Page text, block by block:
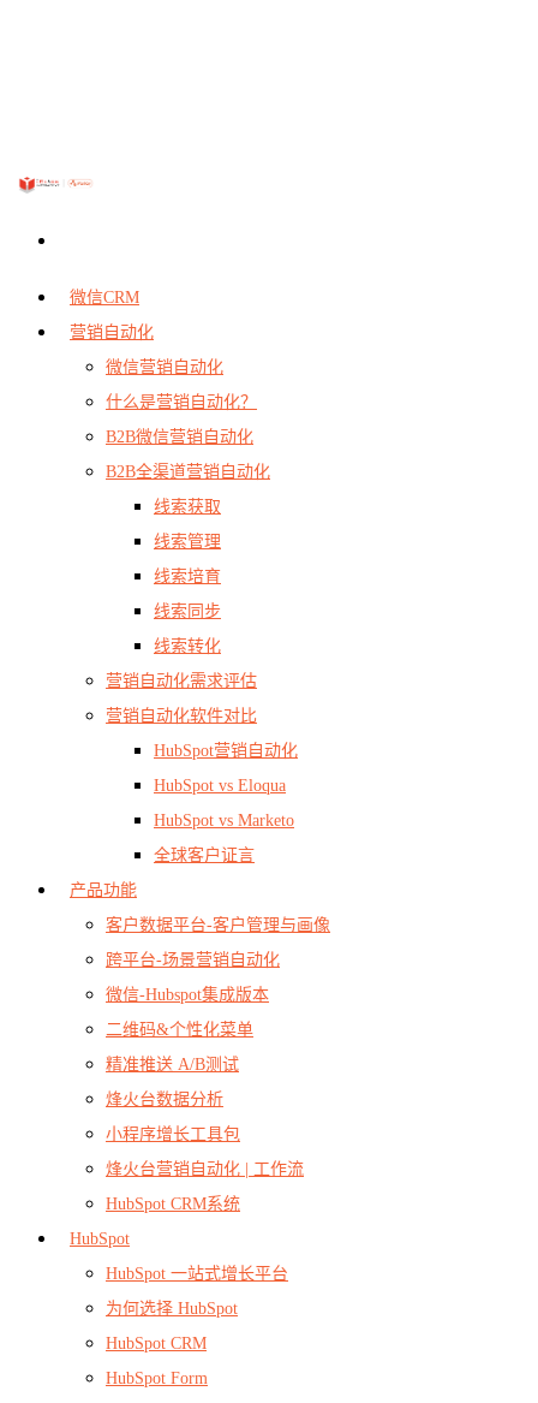
微信CRM
营销自动化
微信营销自动化
什么是营销自动化？
B2B微信营销自动化
B2B全渠道营销自动化
线索获取
线索管理
线索培育
线索同步
线索转化
营销自动化需求评估
营销自动化软件对比
HubSpot营销自动化
HubSpot vs Eloqua
HubSpot vs Marketo
全球客户证言
产品功能
客户数据平台-客户管理与画像
跨平台-场景营销自动化
微信-Hubspot集成版本
二维码&个性化菜单
精准推送 A/B测试
烽火台数据分析
小程序增长工具包
烽火台营销自动化 | 工作流
HubSpot CRM系统
HubSpot
HubSpot 一站式增长平台
为何选择 HubSpot
HubSpot CRM
HubSpot Form